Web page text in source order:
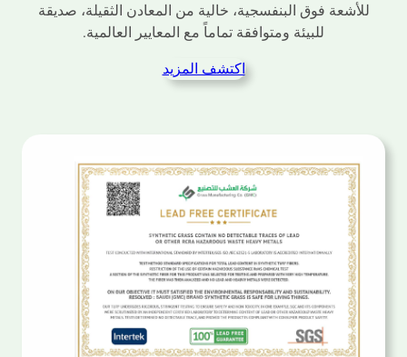
للأشعة فوق البنفسجية، خالية من المعادن الثقيلة، صديقة
للبيئة ومتوافقة تماماً مع المعايير العالمية.
اكتشف المزيد